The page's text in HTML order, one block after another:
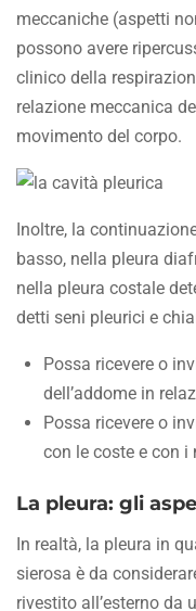
meccaniche (aspetti
possono avere
clinico della
relazione meccanica
movimento del corpo.
Inoltre, la
basso, nella pleura
nella pleura costale
detti seni pleurici e
Possa ricevere o
dell’addome in
Possa ricevere o
con le coste e con i
La pleura: gli
In realtà, la pleura in
sierosa è da
rivestito all’esterno da